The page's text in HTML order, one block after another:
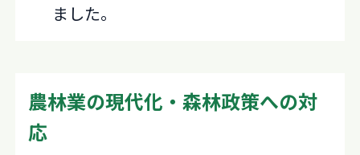
ました。
農林業の現代化・森林政策への対
応